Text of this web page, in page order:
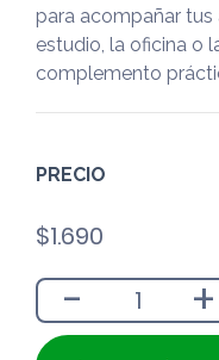
para acompañar tus
estudio, la oficina o
complemento
PRECIO
$1.690
- +